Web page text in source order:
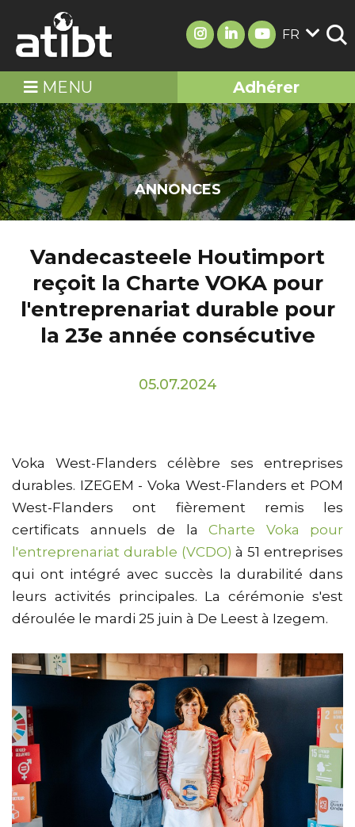
FR
MENU Adhérer
ANNONCES
Vandecasteele Houtimport
reçoit la Charte VOKA pour
l'entreprenariat durable pour
la 23e année consécutive
05.07.2024
Voka West-Flanders célèbre ses entreprises
durables. IZEGEM - Voka West-Flanders et POM
West-Flanders ont fièrement remis les
certificats annuels de la Charte Voka pour
l'entreprenariat durable (VCDO) à 51 entreprises
qui ont intégré avec succès la durabilité dans
leurs activités principales. La cérémonie s'est
déroulée le mardi 25 juin à De Leest à Izegem.